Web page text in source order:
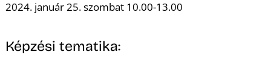
2024. január 25. szombat 10.00-13.00
Képzési tematika: